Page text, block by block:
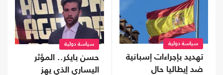
سياسة دولية
تهديد بإجراءات إسبانية
ضد إيطاليا حال
سياسة دولية
حسن بايكر.. المؤثر
اليساري الذي يهز